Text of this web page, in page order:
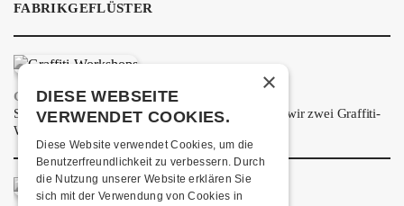
FABRIKGEFLÜSTER
GRAFFITI-WORKSHOPS
Spray dein eigenes Graffiti! Im September führen wir zwei Graffiti-
Workshops für Kinder und Jugendliche durch.
×
DIESE WEBSEITE
VERWENDET COOKIES.
Diese Website verwendet Cookies, um die
Benutzerfreundlichkeit zu verbessern. Durch
die Nutzung unserer Website erklären Sie
sich mit der Verwendung von Cookies in